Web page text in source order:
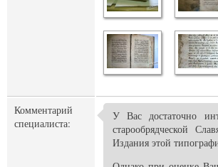
Комментарий
специалиста:
У Вас достаточно
старообрядческой
Издания этой